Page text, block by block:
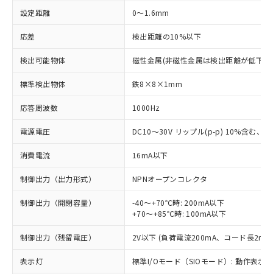
設定距離 0～1.6mm
応差 検出距離の10%以下
検出可能物体 磁性金属(非磁性金属は検出距離が低下し
標準検出物体 鉄8×8×1mm
応答周波数 1000Hz
電源電圧 DC10～30V リップル(p-p) 10%含む、
消費電流 16mA以下
制御出力（出力形式） NPNオープンコレクタ
制御出力（開閉容量）
-40～+70℃時: 200mA以下
+70～+85℃時: 100mA以下
制御出力（残留電圧） 2V以下 (負荷電流200mA、コード長2m
表示灯 標準I/Oモード（SIOモード）: 動作表示